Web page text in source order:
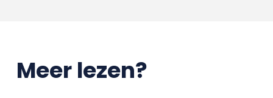
Meer lezen?